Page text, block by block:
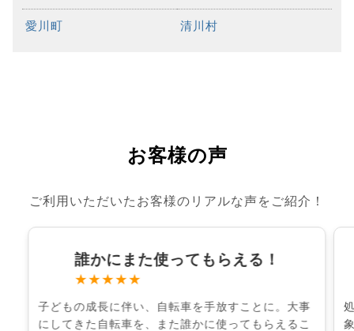
愛川町 清川村
お客様の声
ご利用いただいたお客様のリアルな声をご紹介！
誰かにまた使ってもらえる！
★★★★★
子どもの成長に伴い、自転車を手放すことに。大事
にしてきた自転車を、また誰かに使ってもらえるこ